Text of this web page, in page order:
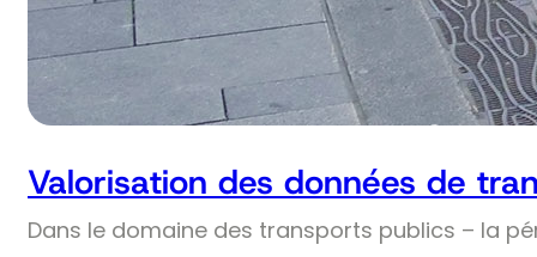
Valorisation des données de
Dans le domaine des transports publics – la